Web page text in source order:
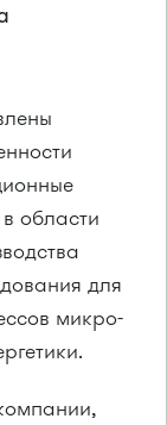
области
для
микро-